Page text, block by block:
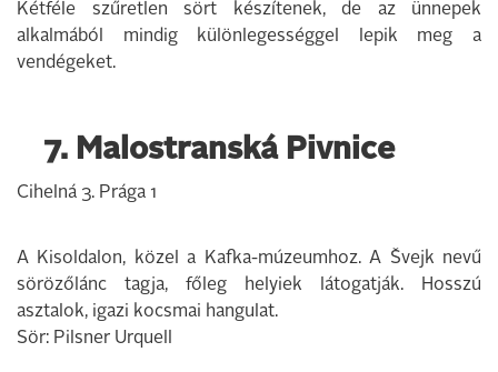
Kétféle szűretlen sört készítenek, de az ünnepek
alkalmából mindig különlegességgel lepik meg a
vendégeket.
7. Malostranská Pivnice
Cihelná 3. Prága 1
A Kisoldalon, közel a Kafka-múzeumhoz. A Švejk nevű
sörözőlánc tagja, főleg helyiek látogatják. Hosszú
asztalok, igazi kocsmai hangulat.
Sör: Pilsner Urquell